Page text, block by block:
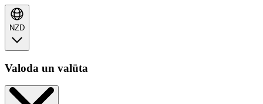
NZD
Valoda un valūta